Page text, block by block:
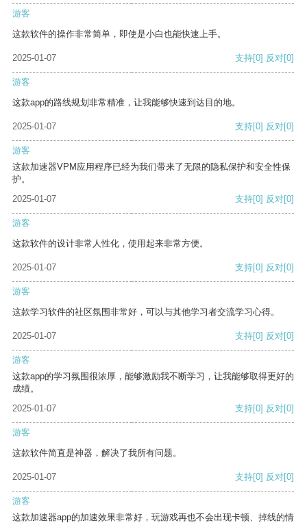
游客
这款软件的操作非常简单，即使是小白也能快速上手。
2025-01-07 支持[0] 反对[0]
游客
这款app的路线规划非常精准，让我能够快速到达目的地。
2025-01-07 支持[0] 反对[0]
游客
这款加速器VPM应用程序已经为我们带来了无限的隐私保护和安全性保
护。
2025-01-07
支持[0] 反对[0]
游客
这款软件的设计非常人性化，使用起来非常方便。
2025-01-07 支持[0] 反对[0]
游客
这款学习软件的社区氛围非常好，可以与其他学习者交流学习心得。
2025-01-07 支持[0] 反对[0]
游客
这款app的学习氛围很浓厚，能够激励我不断学习，让我能够取得更好的
成绩。
2025-01-07
支持[0] 反对[0]
游客
这款软件简直是神器，解决了我所有问题。
2025-01-07 支持[0] 反对[0]
游客
这款加速器app的加速效果非常好，玩游戏再也不会出现卡顿、掉线的情